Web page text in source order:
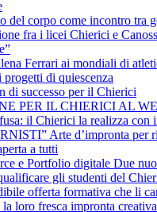
del corpo come incontro tra
fra i licei Chierici e
Ferrari ai mondiali di
progetti di quiescenza
di successo per il Chierici
PER IL CHIERICI AL
il Chierici la realizza con
Arte d’impronta per
a tutti
e Portfolio digitale Due
gli studenti del
offerta formativa che li
loro fresca impronta creativa